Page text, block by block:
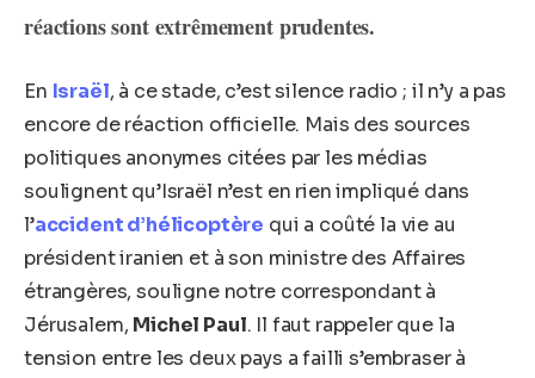
réactions sont extrêmement prudentes.
En Israël, à ce stade, c’est silence radio ; il n’y a pas
encore de réaction officielle. Mais des sources
politiques anonymes citées par les médias
soulignent qu’Israël n’est en rien impliqué dans
l’accident d’hélicoptère qui a coûté la vie au
président iranien et à son ministre des Affaires
étrangères, souligne notre correspondant à
Jérusalem, Michel Paul. Il faut rappeler que la
tension entre les deux pays a failli s’embraser à